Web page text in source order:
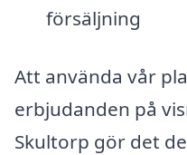
försäljning
Att använda vår
erbjudanden på
Skultorp gör det